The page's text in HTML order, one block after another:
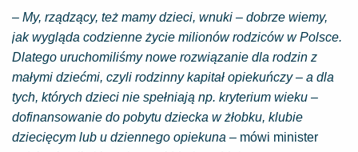
– My, rządzący, też mamy dzieci, wnuki – dobrze wiemy,
jak wygląda codzienne życie milionów rodziców w Polsce.
Dlatego uruchomiliśmy nowe rozwiązanie dla rodzin z
małymi dziećmi, czyli rodzinny kapitał opiekuńczy – a dla
tych, których dzieci nie spełniają np. kryterium wieku –
dofinansowanie do pobytu dziecka w żłobku, klubie
dziecięcym lub u dziennego opiekuna – mówi minister